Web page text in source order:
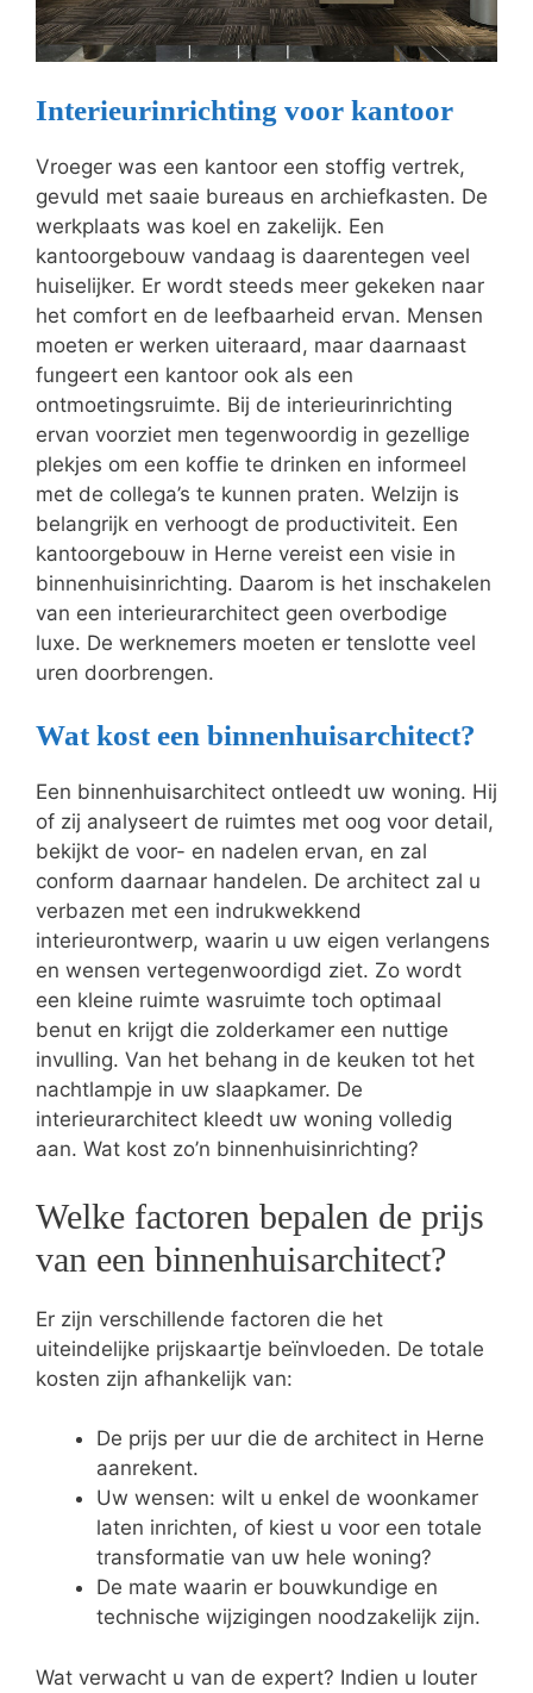
Interieurinrichting voor kantoor
Vroeger was een kantoor een stoffig vertrek,
gevuld met saaie bureaus en archiefkasten. De
werkplaats was koel en zakelijk. Een
kantoorgebouw vandaag is daarentegen veel
huiselijker. Er wordt steeds meer gekeken naar
het comfort en de leefbaarheid ervan. Mensen
moeten er werken uiteraard, maar daarnaast
fungeert een kantoor ook als een
ontmoetingsruimte. Bij de interieurinrichting
ervan voorziet men tegenwoordig in gezellige
plekjes om een koffie te drinken en informeel
met de collega’s te kunnen praten. Welzijn is
belangrijk en verhoogt de productiviteit. Een
kantoorgebouw in Herne vereist een visie in
binnenhuisinrichting. Daarom is het inschakelen
van een interieurarchitect geen overbodige
luxe. De werknemers moeten er tenslotte veel
uren doorbrengen.
Wat kost een binnenhuisarchitect?
Een binnenhuisarchitect ontleedt uw woning. Hij
of zij analyseert de ruimtes met oog voor detail,
bekijkt de voor- en nadelen ervan, en zal
conform daarnaar handelen. De architect zal u
verbazen met een indrukwekkend
interieurontwerp, waarin u uw eigen verlangens
en wensen vertegenwoordigd ziet. Zo wordt
een kleine ruimte wasruimte toch optimaal
benut en krijgt die zolderkamer een nuttige
invulling. Van het behang in de keuken tot het
nachtlampje in uw slaapkamer. De
interieurarchitect kleedt uw woning volledig
aan. Wat kost zo’n binnenhuisinrichting?
Welke factoren bepalen de prijs
van een binnenhuisarchitect?
Er zijn verschillende factoren die het
uiteindelijke prijskaartje beïnvloeden. De totale
kosten zijn afhankelijk van:
De prijs per uur die de architect in Herne
aanrekent.
Uw wensen: wilt u enkel de woonkamer
laten inrichten, of kiest u voor een totale
transformatie van uw hele woning?
De mate waarin er bouwkundige en
technische wijzigingen noodzakelijk zijn.
Wat verwacht u van de expert? Indien u louter